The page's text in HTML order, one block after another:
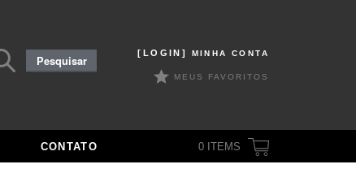
[LOGIN] MINHA CONTA
MEUS FAVORITOS
Pesquisar
por:Pesquisar
CONTATO 0 ITEMS